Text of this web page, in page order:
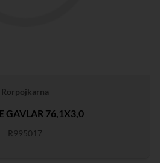
Rörpojkarna
GAVLAR 76,1X3,0
R995017